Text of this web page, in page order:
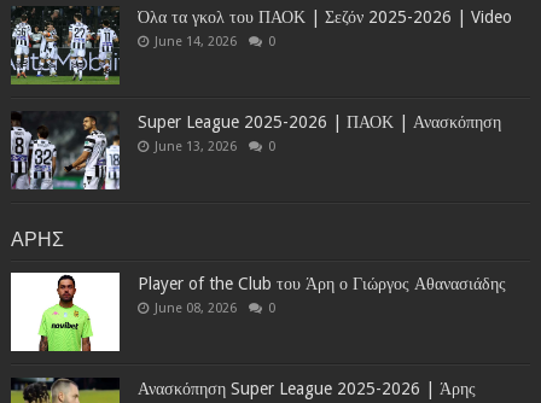
Όλα τα γκολ του ΠΑΟΚ | Σεζόν 2025-2026 | Video
June 14, 2026 0
Super League 2025-2026 | ΠΑΟΚ | Ανασκόπηση
June 13, 2026 0
ΑΡΗΣ
Player of the Club του Άρη ο Γιώργος Αθανασιάδης
June 08, 2026 0
Ανασκόπηση Super League 2025-2026 | Άρης